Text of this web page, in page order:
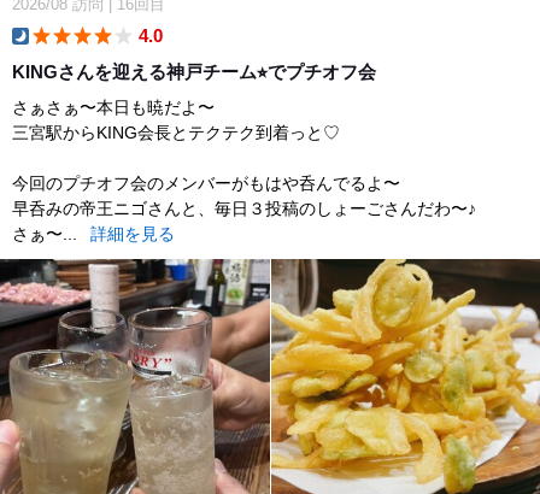
2026/08 訪問 16回目
4.0
KINGさんを迎える神戸チーム⭐︎でプチオフ会
さぁさぁ〜本日も暁だよ〜
三宮駅からKING会長とテクテク到着っと♡
今回のプチオフ会のメンバーがもはや呑んでるよ〜
早呑みの帝王ニゴさんと、毎日３投稿のしょーごさんだわ〜♪
さぁ〜...
詳細を見る